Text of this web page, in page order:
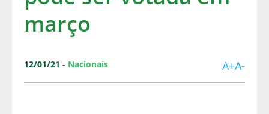
março
12/01/21 - Nacionais A+A-